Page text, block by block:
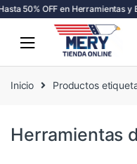
50% OFF en Herramientas y
Inicio Productos
Herramientas